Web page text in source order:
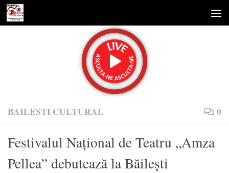
Skip to content
BAILESTI CULTURAL 0
Festivalul Naţional de Teatru „Amza
Pellea” debutează la Băileşti